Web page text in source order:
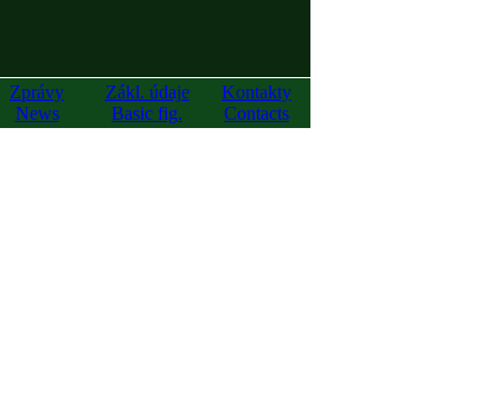
Zprávy
News
Zákl. údaje
Basic fig.
Kontakty
Contacts